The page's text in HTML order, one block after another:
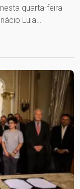
quarta-feira
Lula…